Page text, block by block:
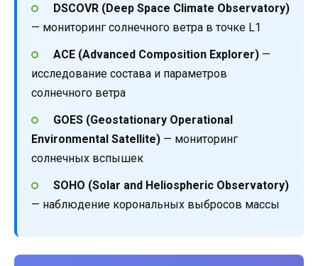
DSCOVR (Deep Space Climate Observatory)
— мониторинг солнечного ветра в точке L1
ACE (Advanced Composition Explorer)—
исследование состава и параметров
солнечного ветра
GOES (Geostationary Operational
Environmental Satellite) — мониторинг
солнечных вспышек
SOHO (Solar and Heliospheric Observatory)
— наблюдение корональных выбросов массы